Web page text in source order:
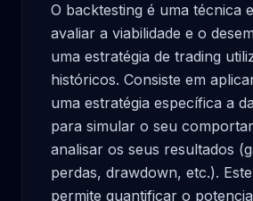
O backtesting é uma técnica
avaliar a viabilidade e o
uma estratégia de trading
históricos. Consiste em
uma estratégia específica a
para simular o seu
analisar os seus resultados
perdas, drawdown, etc.).
permite quantificar o